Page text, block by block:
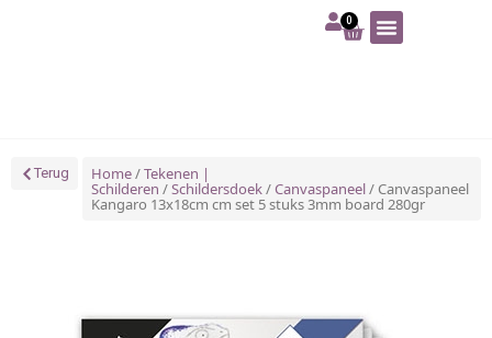
0
Terug Home/Tekenen |
Schilderen /Schildersdoek/Canvaspaneel/ Canvaspaneel
Kangaro 13x18cm cm set 5 stuks 3mm board 280gr